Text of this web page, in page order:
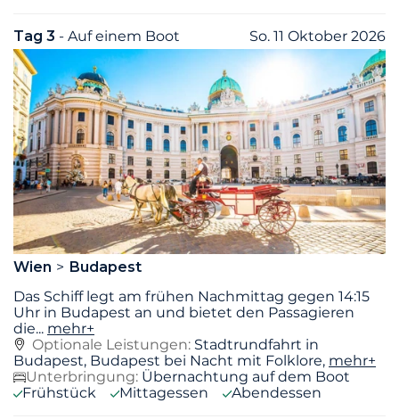
Tag 3 - Auf einem Boot So. 11 Oktober 2026
Wien
Budapest
Das Schiff legt am frühen Nachmittag gegen 14:15
Uhr in Budapest an und bietet den Passagieren
die... mehr+
Optionale Leistungen: Stadtrundfahrt in
Budapest, Budapest bei Nacht mit Folklore, mehr+
Unterbringung: Übernachtung auf dem Boot
Frühstück
Mittagessen Abendessen